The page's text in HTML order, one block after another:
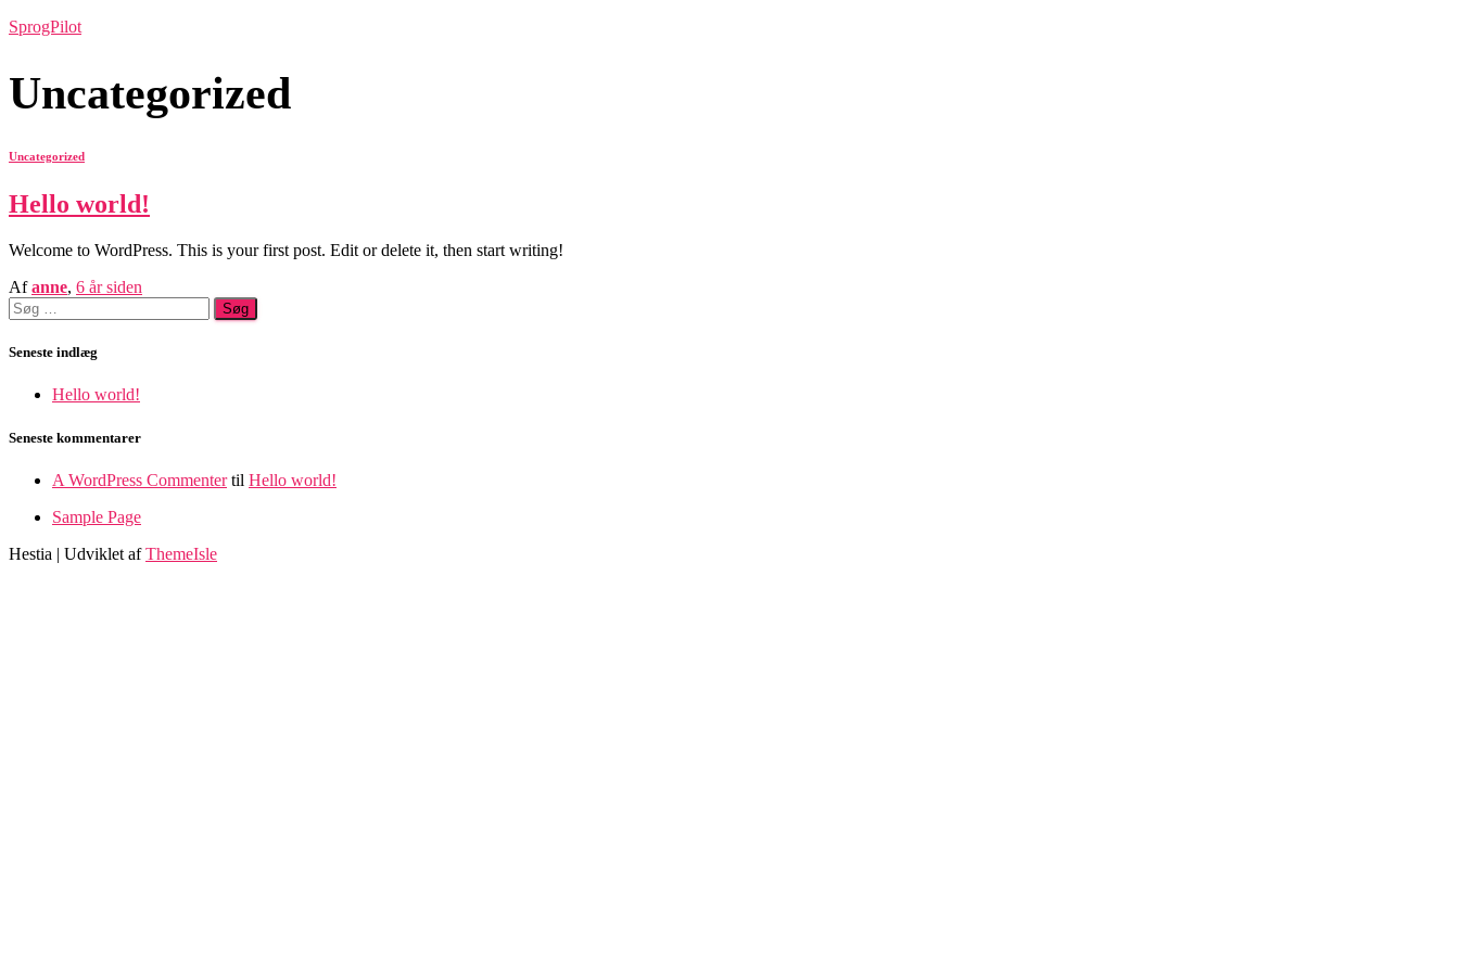
SprogPilot
Uncategorized
Uncategorized
Hello world!
Welcome to WordPress. This is your first post. Edit or delete it, then start writing!
Afanne, 6 årsiden
Søg
efter:
Seneste indlæg
Hello world!
Seneste kommentarer
A WordPress Commentertil Hello world!
Sample Page
Hestia | Udviklet afThemeIsle